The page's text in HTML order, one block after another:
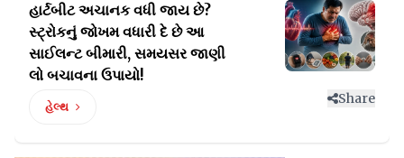
હાર્ટબીટ અચાનક વધી જાય છે?
સ્ટ્રોકનું જોખમ વધારી દે છે આ
સાઈલન્ટ બીમારી, સમયસર જાણી
લો બચાવના ઉપાયો!
હેલ્થ
Share